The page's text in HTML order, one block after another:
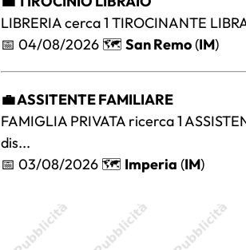
LIBRERIA cerca 1 TIROCINANTE
📅 04/08/2026 🗺️ San Remo(IM)
💼 ASSITENTE FAMILIARE
FAMIGLIA PRIVATA ricerca 1
dis...
📅 03/08/2026 🗺️ Imperia (IM)